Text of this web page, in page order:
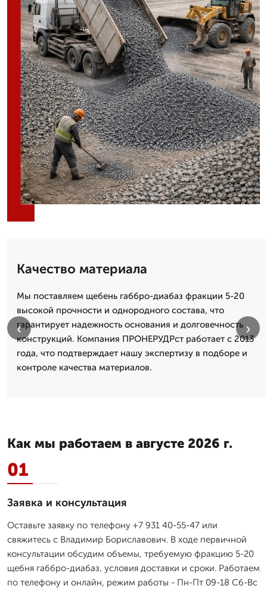
Качество материала
Мы поставляем щебень габбро-диабаз фракции 5-20
высокой прочности и однородного состава, что
гарантирует надежность основания и долговечность
конструкций. Компания ПРОНЕРУДРст работает с 2013
года, что подтверждает нашу экспертизу в подборе и
контроле качества материалов.
‹ ›
Как мы работаем в августе 2026 г.
01
Заявка и консультация
Оставьте заявку по телефону +7 931 40-55-47 или
свяжитесь с Владимир Бориславович. В ходе первичной
консультации обсудим объемы, требуемую фракцию 5-20
щебня габбро-диабаз, условия доставки и сроки. Работаем
по телефону и онлайн, режим работы - Пн-Пт 09-18 Сб-Вс